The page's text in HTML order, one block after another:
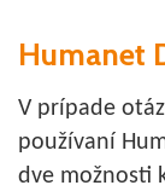
Humanet
V prípade
používaní
dve možnosti